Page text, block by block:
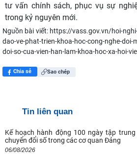
tư vấn chính sách, phục vụ sự
trong kỷ nguyên mới.
Nguồn bài viết: https://vass.gov.vn/hoi-
dao-ve-phat-trien-khoa-hoc-cong-nghe-doi-
doi-so-cua-vien-han-lam-khoa-hoc-xa-hoi-
Chia sẻ Sao chép
Tin liên quan
Kế hoạch hành động 100 ngày tập
chuyển đổi số trong các cơ quan Đảng
06/08/2026